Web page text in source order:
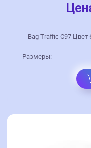
Bag Traffic С97
Размеры: